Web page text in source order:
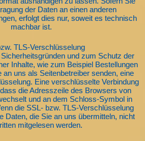
der Daten an einen anderen
erfolgt dies nur, soweit es technisch
machbar ist.
TLS-Verschlüsselung
und zum Schutz der
Inhalte, wie zum Beispiel Bestellungen
an uns als Seitenbetreiber senden, eine
Eine verschlüsselte Verbindung
die Adresszeile des Browsers von
und an dem Schloss-Symbol in
die SSL- bzw. TLS-Verschlüsselung
Daten, die Sie an uns übermitteln, nicht
mitgelesen werden.